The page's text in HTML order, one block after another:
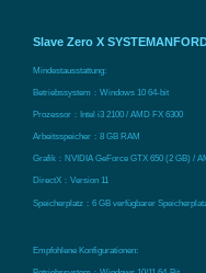
Slave Zero X
Mindestausstattung:
Betriebssystem：Windows 10 64-bit
Prozessor：Intel i3 2100 / AMD FX 6300
Arbeitsspeicher：8 GB RAM
Grafik：NVIDIA GeForce GTX 650 (2 GB) /
DirectX：Version 11
Speicherplatz：6 GB verfügbarer
Empfohlene Konfigurationen: